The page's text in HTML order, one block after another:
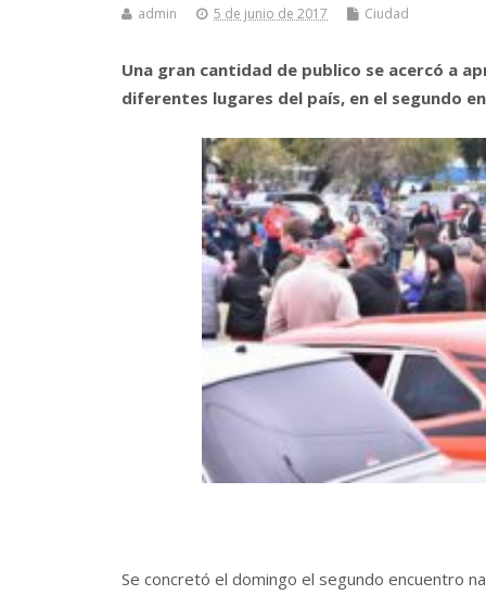
admin 5 de junio de 2017 Ciudad
Una gran cantidad de publico se acercó a
diferentes lugares del país, en el segundo
Se concretó el domingo el segundo encuentro